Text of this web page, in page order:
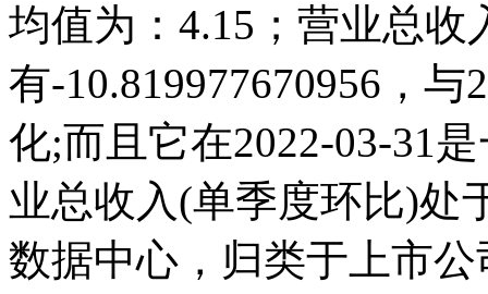
均值为：4.15；营业总收
有-10.819977670956，
化;而且它在2022-03-31
业总收入(单季度环比)处
数据中心，归类于上市